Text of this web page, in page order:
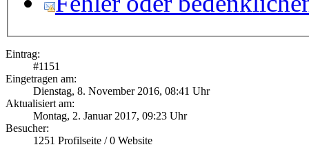
Eintrag:
#1151
Eingetragen am:
Dienstag, 8. November 2016, 08:41 Uhr
Aktualisiert am:
Montag, 2. Januar 2017, 09:23 Uhr
Besucher:
1251 Profilseite /0 Website